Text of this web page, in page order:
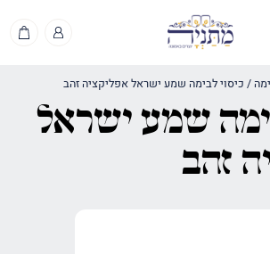
/ כיסוי לבימה שמע ישראל אפליקציה זהב
שמע ישראל
זהב